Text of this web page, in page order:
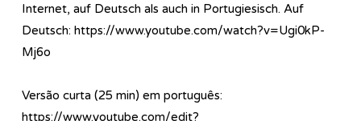
Internet, auf Deutsch als auch in Portugiesisch. Auf
Deutsch: https://www.youtube.com/watch?v=Ugi0kP-
Mj6o
Versão curta (25 min) em português:
https://www.youtube.com/edit?